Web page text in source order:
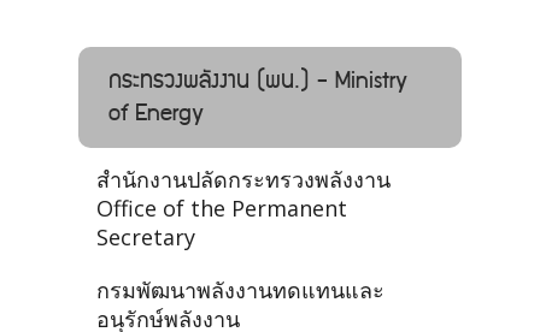
กระทรวงพลังงาน (พน.) - Ministry
of Energy
สำนักงานปลัดกระทรวงพลังงาน
Office of the Permanent
Secretary
กรมพัฒนาพลังงานทดแทนและ
อนุรักษ์พลังงาน